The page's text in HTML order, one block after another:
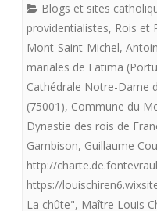
«
flotte
offre
aux
royalistes
:
Blogs et sites
providentialistes, Rois et
Mont-Saint-Michel,
mariales de Fatima
Cathédrale Notre-Dame
(75001), Commune du
Dynastie des rois de
Gambison, Guillaume
http://
https://
La chûte", Maître Louis